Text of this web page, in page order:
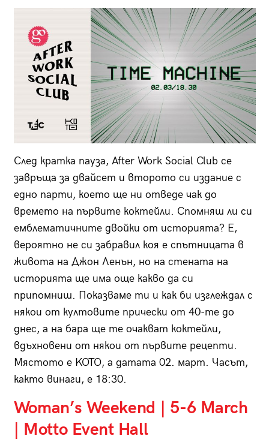
След кратка пауза, After Work Social Club се
завръща за двайсет и второто си издание с
едно парти, което ще ни отведе чак до
времето на първите коктейли. Спомняш ли си
емблематичните двойки от историята? Е,
вероятно не си забравил коя е спътницата в
живота на Джон Ленън, но на стената на
историята ще има още какво да си
припомниш. Показваме ти и как би изглеждал с
някои от култовите прически от 40-те до
днес, а на бара ще те очакват коктейли,
вдъхновени от някои от първите рецепти.
Мястото е KOTO, а датата 02. март. Часът,
както винаги, е 18:30.
Woman’s Weekend | 5-6 March
| Motto Event Hall